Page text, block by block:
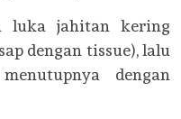
luka jahitan kering
dengan tissue), lalu
dengan